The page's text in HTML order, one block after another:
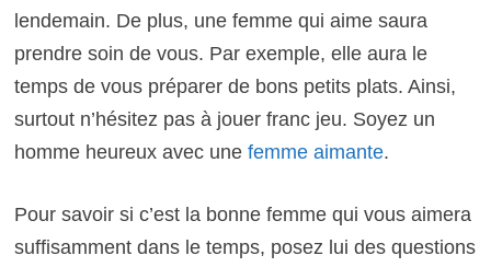
lendemain. De plus, une femme qui aime saura
prendre soin de vous. Par exemple, elle aura le
temps de vous préparer de bons petits plats. Ainsi,
surtout n’hésitez pas à jouer franc jeu. Soyez un
homme heureux avec une femme aimante.
Pour savoir si c’est la bonne femme qui vous aimera
suffisamment dans le temps, posez lui des questions